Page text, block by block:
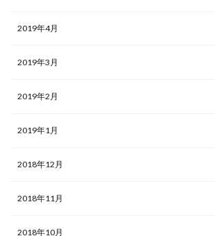
2019年4月
2019年3月
2019年2月
2019年1月
2018年12月
2018年11月
2018年10月